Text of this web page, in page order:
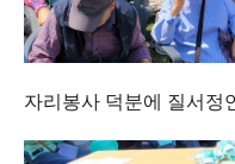
자리봉사 덕분에 질서정